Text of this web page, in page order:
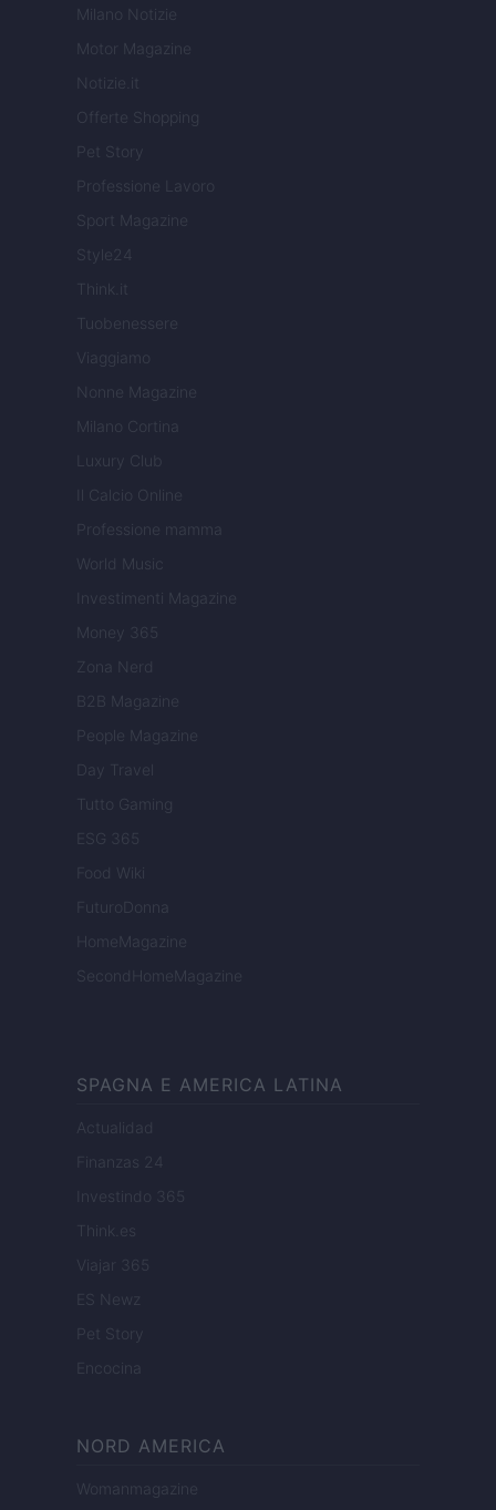
Milano Notizie
Motor Magazine
Notizie.it
Offerte Shopping
Pet Story
Professione Lavoro
Sport Magazine
Style24
Think.it
Tuobenessere
Viaggiamo
Nonne Magazine
Milano Cortina
Luxury Club
Il Calcio Online
Professione mamma
World Music
Investimenti Magazine
Money 365
Zona Nerd
B2B Magazine
People Magazine
Day Travel
Tutto Gaming
ESG 365
Food Wiki
FuturoDonna
HomeMagazine
SecondHomeMagazine
SPAGNA E AMERICA LATINA
Actualidad
Finanzas 24
Investindo 365
Think.es
Viajar 365
ES Newz
Pet Story
Encocina
NORD AMERICA
Womanmagazine